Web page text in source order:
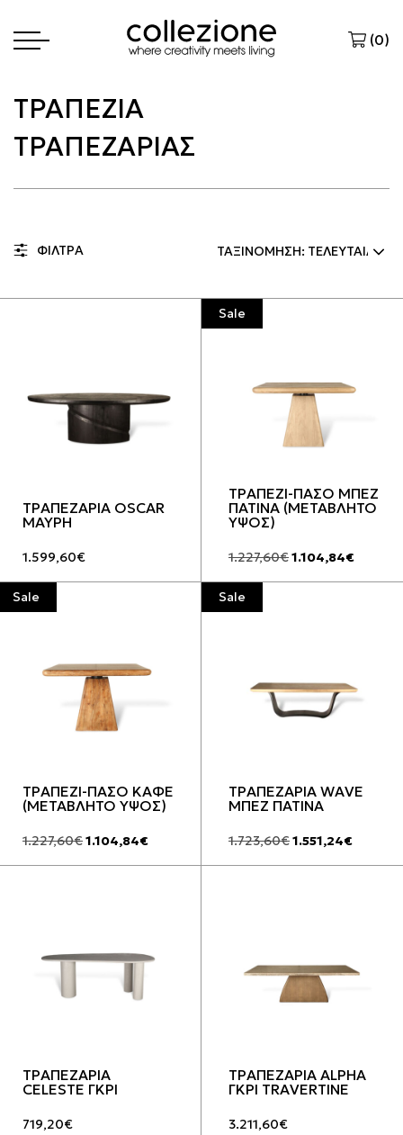
(0)
ΤΡΑΠΕΖΙΑ
ΤΡΑΠΕΖΑΡΙΑΣ
ΦΙΛΤΡΑ
ΤΡΑΠΕΖΑΡΙΑ OSCAR
ΜΑΥΡΗ
1.599,60€
Sale
ΤΡΑΠΕΖΙ-ΠΑΣΟ ΜΠΕΖ
ΠΑΤΙΝΑ (ΜΕΤΑΒΛΗΤΟ
ΥΨΟΣ)
1.227,60€Original
was:
1.104,84€Η
τιμή
Sale
ΤΡΑΠΕΖΙ-ΠΑΣΟ ΚΑΦΕ
(ΜΕΤΑΒΛΗΤΟ ΥΨΟΣ)
1.227,60€Original
was:
1.104,84€Η
τιμή
Sale
ΤΡΑΠΕΖΑΡΙΑ WAVE
ΜΠΕΖ ΠΑΤΙΝΑ
1.723,60€Original
was:
1.551,24€Η
τιμή
ΤΡΑΠΕΖΑΡΙΑ
CELESTE ΓΚΡΙ
719,20€
ΤΡΑΠΕΖΑΡΙΑ ALPHA
ΓΚΡΙ TRAVERTINE
3.211,60€